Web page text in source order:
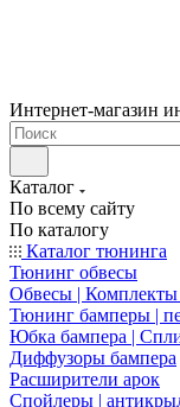
Интернет-магазин
Каталог
По всему сайту
По каталогу
Каталог тюнинга
Тюнинг обвесы
Обвесы | Комплекты
Тюнинг бамперы |
Юбка бампера |
Диффузоры бампера
Расширители арок
Спойлеры |